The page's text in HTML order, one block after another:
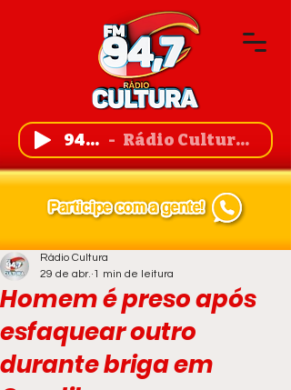
94,7 FM Rádio Cultura de Guanambi
Homem é preso após
esfaquear outro
durante briga em
Rádio Cultura
29 de abr. 1 min de leitura